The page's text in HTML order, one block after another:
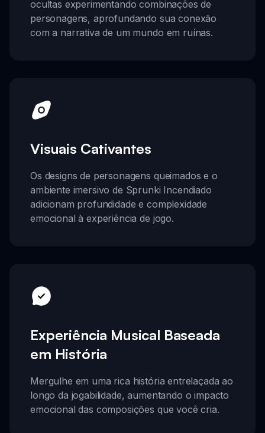
ocultas experimentando combinações de
personagens, aprofundando sua conexão
com a narrativa de um mundo em ruínas.
Visuais Cativantes
Os designs de personagens queimados e o
ambiente imersivo de Sprunki Incendiado
adicionam profundidade e complexidade
emocional à experiência de jogo.
Experiência Musical Baseada
em História
Mergulhe em uma rica história entrelaçada ao
longo da jogabilidade, aumentando o impacto
emocional das composições que você cria.